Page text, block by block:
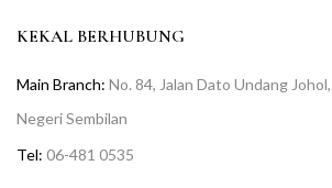
KEKAL BERHUBUNG
Main Branch: No. 84, Jalan Dato Undang
Negeri Sembilan
Tel: 06-481 0535